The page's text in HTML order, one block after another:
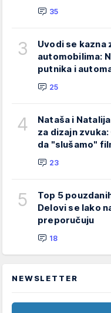
35
3
Uvodi se kazna
automobilima:
putnika i
25
4
Nataša i
za dizajn
da "slušamo"
23
5
Top 5
Delovi se lako
preporučuju
18
NEWSLETTER